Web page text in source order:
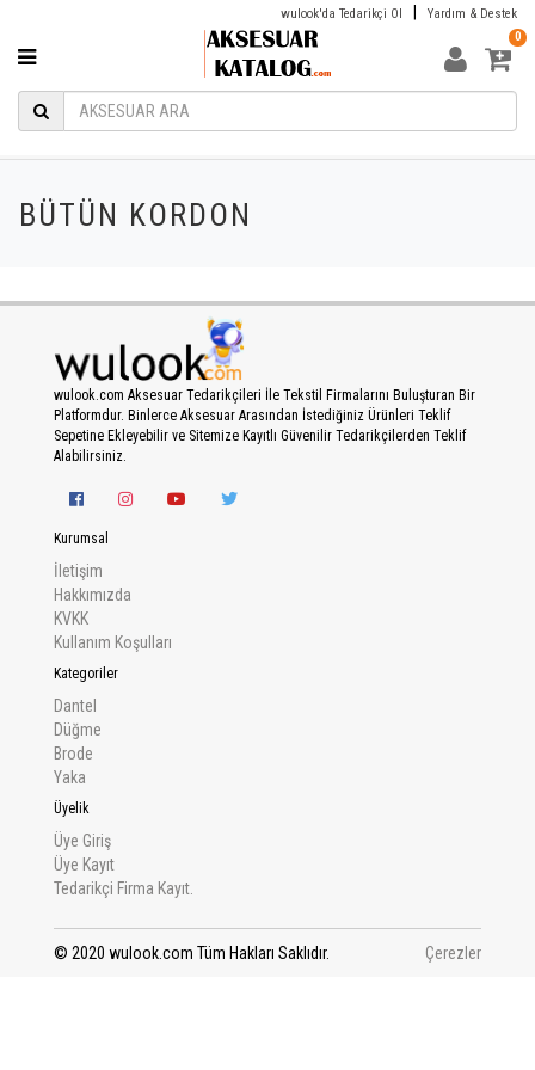
wulook'da Tedarikçi Ol Yardım & Destek
0
BÜTÜN KORDON
wulook.com Aksesuar Tedarikçileri İle Tekstil Firmalarını Buluşturan Bir
Platformdur. Binlerce Aksesuar Arasından İstediğiniz Ürünleri Teklif
Sepetine Ekleyebilir ve Sitemize Kayıtlı Güvenilir Tedarikçilerden Teklif
Alabilirsiniz.
Kurumsal
İletişim
Hakkımızda
KVKK
Kullanım Koşulları
Kategoriler
Dantel
Düğme
Brode
Yaka
Üyelik
Üye Giriş
Üye Kayıt
Tedarikçi Firma Kayıt.
© 2020 wulook.com Tüm Hakları Saklıdır. Çerezler